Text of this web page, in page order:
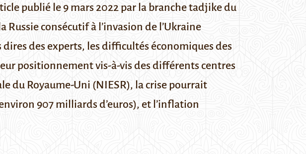
publié le 9 mars 2022 par la branche tadjike du
consécutif à l’invasion de l’Ukraine
des experts, les difficultés économiques des
positionnement vis-à-vis des différents centres
du Royaume-Uni (NIESR), la crise pourrait
907 milliards d’euros), et l’inflation